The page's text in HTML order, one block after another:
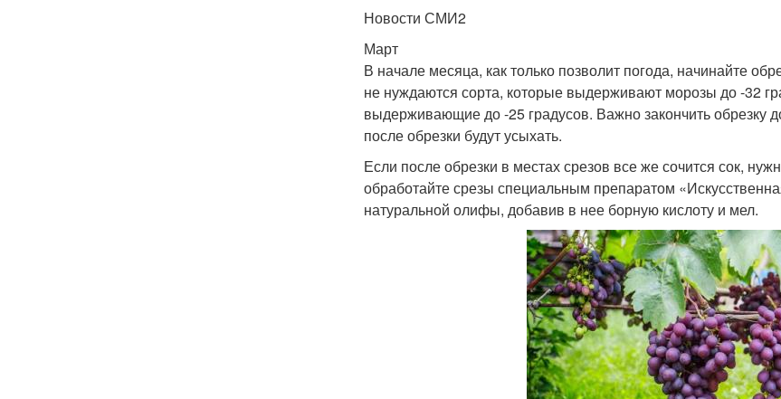
Новости СМИ2
Март
В начале месяца, как только позволит погода, начинайте
не нуждаются сорта, которые выдерживают морозы до -32
выдерживающие до -25 градусов. Важно закончить обрезку
после обрезки будут усыхать.
Если после обрезки в местах срезов все же сочится сок,
обработайте срезы специальным препаратом
натуральной олифы, добавив в нее борную кислоту и мел.